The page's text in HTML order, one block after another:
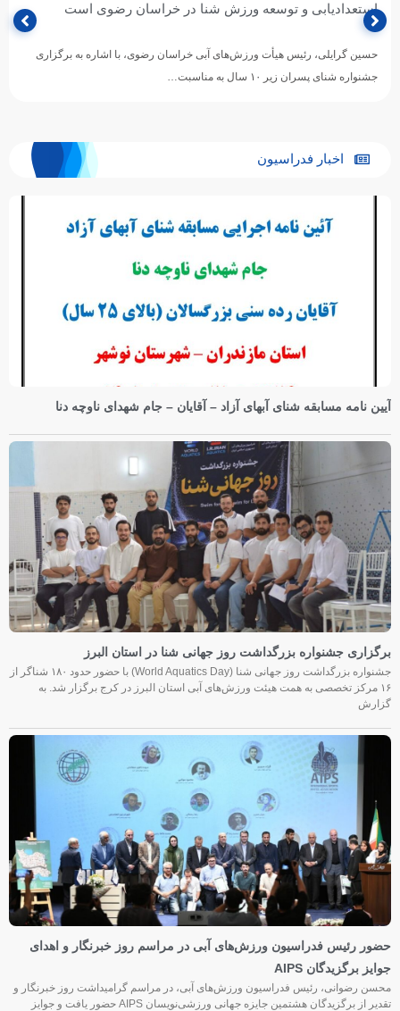
استعدادیابی و توسعه ورزش شنا در خراسان رضوی است
حسین گرایلی، رئیس هیأت ورزش‌های آبی خراسان رضوی، با اشاره به برگزاری
جشنواره شنای پسران زیر ۱۰ سال به مناسبت…
اخبار فدراسیون
آیین نامه مسابقه شنای آبهای آزاد – آقایان – جام شهدای ناوچه دنا
برگزاری جشنواره بزرگداشت روز جهانی شنا در استان البرز
جشنواره بزرگداشت روز جهانی شنا (World Aquatics Day) با حضور حدود ۱۸۰ شناگر از
۱۶ مرکز تخصصی به همت هیئت ورزش‌های آبی استان البرز در کرج برگزار شد. به
گزارش
حضور رئیس فدراسیون ورزش‌های آبی در مراسم روز خبرنگار و اهدای
جوایز برگزیدگان AIPS
محسن رضوانی، رئیس فدراسیون ورزش‌های آبی، در مراسم گرامیداشت روز خبرنگار و
تقدیر از برگزیدگان هشتمین جایزه جهانی ورزشی‌نویسان AIPS حضور یافت و جوایز